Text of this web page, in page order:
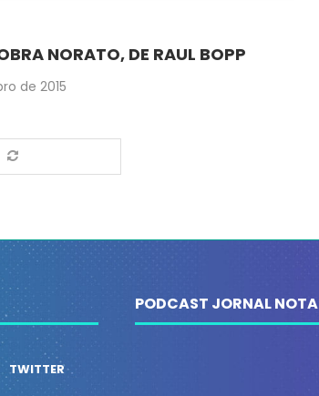
NORATO, DE RAUL BOPP
de 2015
TWITTER
PODCAST JORNAL NOTA